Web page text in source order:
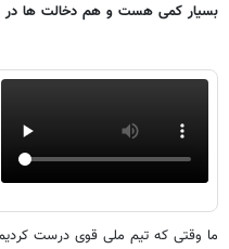
بسیار کمی هست و هم دخالت ها در